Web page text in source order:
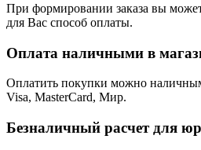
При формировании заказа вы
для Вас способ оплаты.
Оплата наличными в
Оплатить покупки можно
Visa, MasterCard, Мир.
Безналичный расчет для